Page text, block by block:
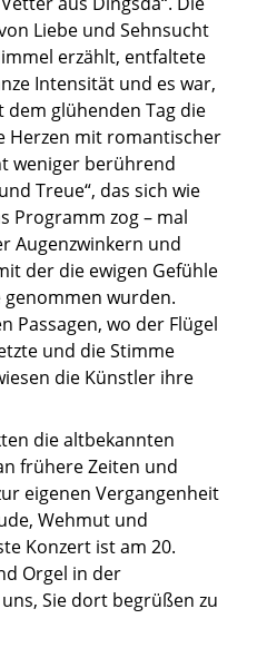
Liebe und Sehnsucht
erzählt, entfaltete
Intensität und es war,
glühenden Tag die
Herzen mit romantischer
weniger berührend
Treue“, das sich wie
Programm zog – mal
Augenzwinkern und
der die ewigen Gefühle
genommen wurden.
Passagen, wo der Flügel
und die Stimme
die Künstler ihre
die altbekannten
frühere Zeiten und
eigenen Vergangenheit
Wehmut und
Konzert ist am 20.
Orgel in der
Sie dort begrüßen zu